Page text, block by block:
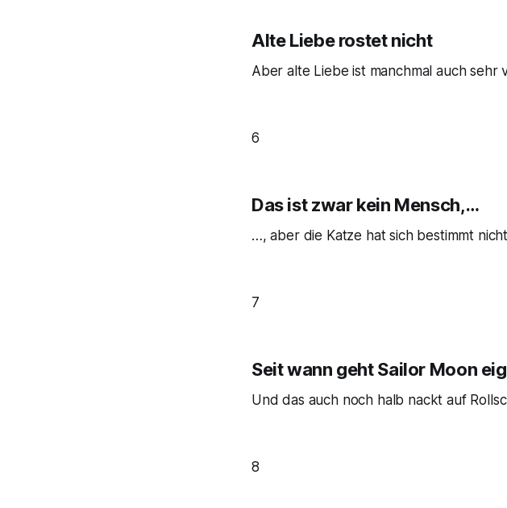
Alte Liebe rostet nicht
Aber alte Liebe ist manchmal auch sehr
6
Das ist zwar kein Mensch,…
…, aber die Katze hat sich bestimmt
7
Seit wann geht Sailor Moon
Und das auch noch halb nackt auf
8